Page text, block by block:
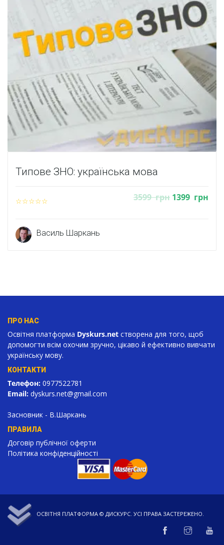
Типове ЗНО: українська мова
3599грн 1399 грн
Василь Шаркань
ПРО НАС
Освітня платформа Dyskurs.net створена для того, щоб
допомогти всім охочим зручно, цікаво й ефективно вивчати
українську мову.
КОНТАКТИ
Телефон: 0977522781
Email: dyskurs.net@gmail.com
Засновник - В.Шаркань
ПРАВИЛА
Договір публічної оферти
Політика конфіденційності
ОСВІТНЯ ПЛАТФОРМА © ДИСКУРС. УСІ ПРАВА ЗАСТЕРЕЖЕНО.